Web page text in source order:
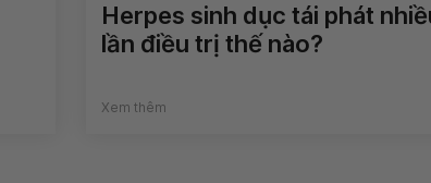
Herpes sinh dục tái phát
lần điều trị thế nào?
Xem thêm